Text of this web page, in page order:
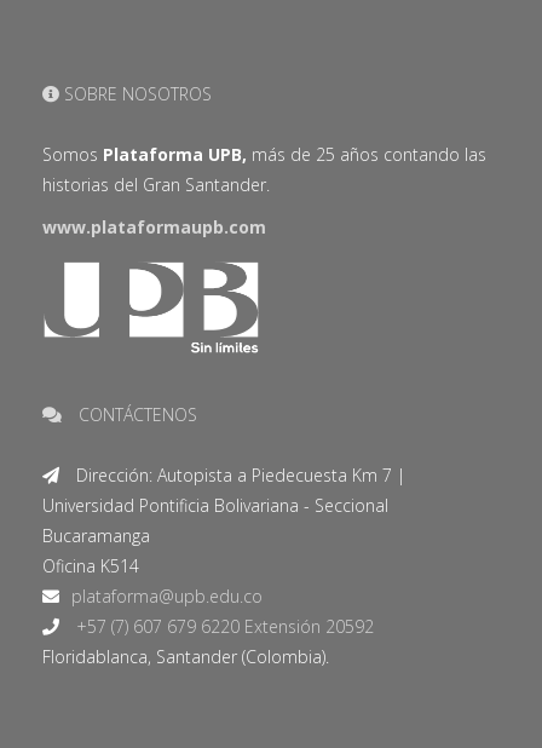
SOBRE NOSOTROS
Somos Plataforma UPB, más de 25 años contando las
historias del Gran Santander.
www.plataformaupb.com
CONTÁCTENOS
Dirección: Autopista a Piedecuesta Km 7 |
Universidad Pontificia Bolivariana - Seccional
Bucaramanga
Oficina K514
+57 (7) 607 679 6220 Extensión 20592
Floridablanca, Santander (Colombia).